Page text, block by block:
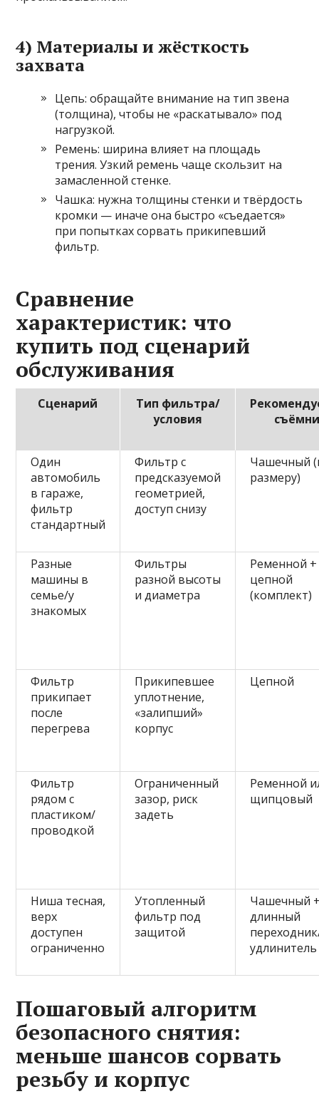
4) Материалы и жёсткость
захвата
Цепь: обращайте внимание на тип звена
(толщина), чтобы не «раскатывало» под
нагрузкой.
Ремень: ширина влияет на площадь
трения. Узкий ремень чаще скользит на
замасленной стенке.
Чашка: нужна толщины стенки и твёрдость
кромки — иначе она быстро «съедается»
при попытках сорвать прикипевший
фильтр.
Сравнение
характеристик: что
купить под сценарий
обслуживания
Сценарий
Тип фильтра/
условия
Один
автомобиль
в гараже,
фильтр
стандартный
Фильтр с
предсказуемой
геометрией,
доступ снизу
Чашечный
размеру)
Разные
машины в
семье/у
знакомых
Фильтры
разной высоты
и диаметра
Ременной +
цепной
(комплект)
Фильтр
прикипает
после
перегрева
Прикипевшее
уплотнение,
«залипший»
корпус
Цепной
Фильтр
рядом с
пластиком/
проводкой
Ограниченный
зазор, риск
задеть
Ременной
щипцовый
Ниша тесная,
верх
доступен
ограниченно
Утопленный
фильтр под
защитой
Чашечный
длинный
удлинитель
Пошаговый алгоритм
безопасного снятия:
меньше шансов сорвать
резьбу и корпус